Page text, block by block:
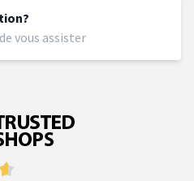
vous assister